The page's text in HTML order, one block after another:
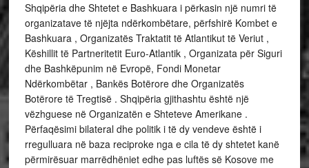
Shqipëria dhe Shtetet e Bashkuara i përkasin një numri të
organizatave të njëjta ndërkombëtare, përfshirë Kombet e
Bashkuara , Organizatës Traktatit të Atlantikut të Veriut ,
Këshillit të Partneritetit Euro-Atlantik , Organizata për Siguri
dhe Bashkëpunim në Evropë, Fondi Monetar
Ndërkombëtar , Bankës Botërore dhe Organizatës
Botërore të Tregtisë . Shqipëria gjithashtu është një
vëzhguese në Organizatën e Shteteve Amerikane .
Përfaqësimi bilateral dhe politik i të dy vendeve është i
rregulluara në baza reciproke nga e cila të dy shtetet kanë
përmirësuar marrëdhëniet edhe pas luftës së Kosove me